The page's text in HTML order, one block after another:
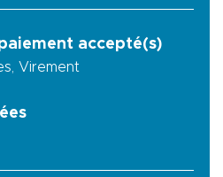
accepté(s)
Virement